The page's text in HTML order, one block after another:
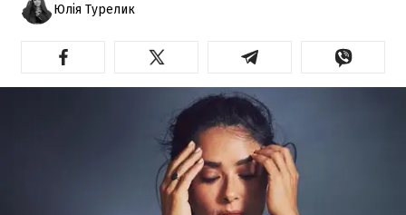
Юлія Турелик